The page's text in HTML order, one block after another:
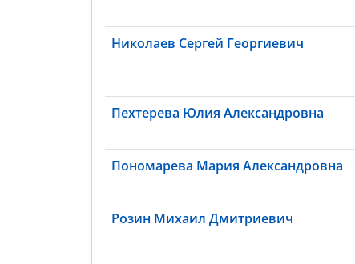
Николаев Сергей Георгиевич
Пехтерева Юлия Александровна
Пономарева Мария Александровна
Розин Михаил Дмитриевич